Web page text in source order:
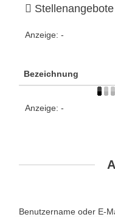
Stellenangebote
Anzeige: -
Bezeichnung
Anzeige: -
Benutzername oder E-